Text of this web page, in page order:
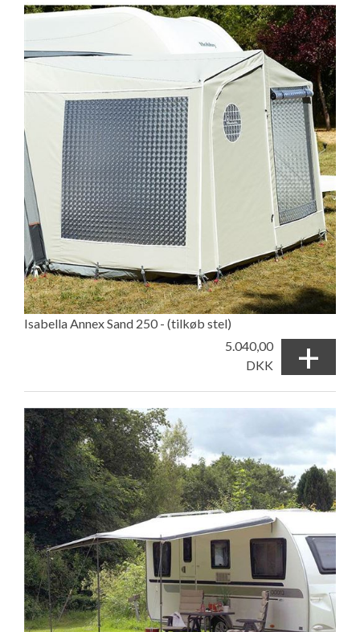
Isabella Annex Sand 250 - (tilkøb stel)
5.040,00
DKK
+